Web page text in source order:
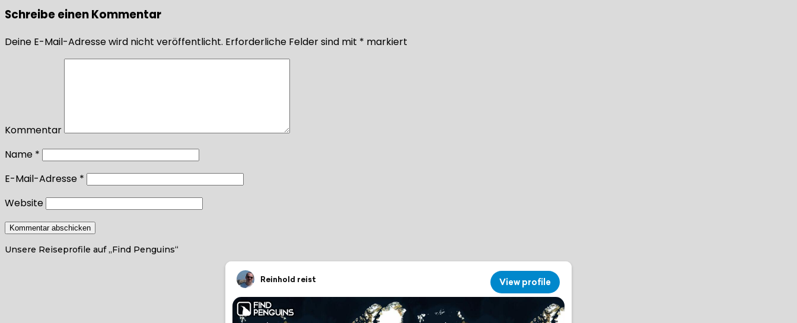
Schreibe einen Kommentar
Deine E-Mail-Adresse wird nicht veröffentlicht. Erforderliche Felder sind mit * markiert
Kommentar
Name *
E-Mail-Adresse *
Website
Unsere Reiseprofile auf „Find Penguins“